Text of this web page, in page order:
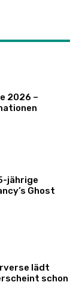
2026 –
jährige
Ghost
lädt
schon